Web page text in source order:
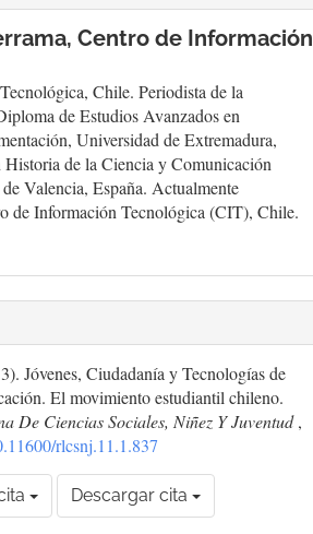
Centro de Información
Chile. Periodista de la
de Estudios Avanzados en
Universidad de Extremadura,
Historia de la Ciencia y Comunicación
Valencia, España. Actualmente
de Información Tecnológica (CIT), Chile.
Jóvenes, Ciudadanía y Tecnologías de
El movimiento estudiantil chileno.
De Ciencias Sociales, Niñez Y Juventud,
rlcsnj.11.1.837
Descargar cita